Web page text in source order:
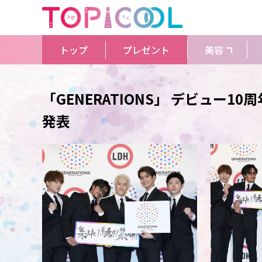
トップ プレゼント 美容
「GENERATIONS」 デビュー10
発表